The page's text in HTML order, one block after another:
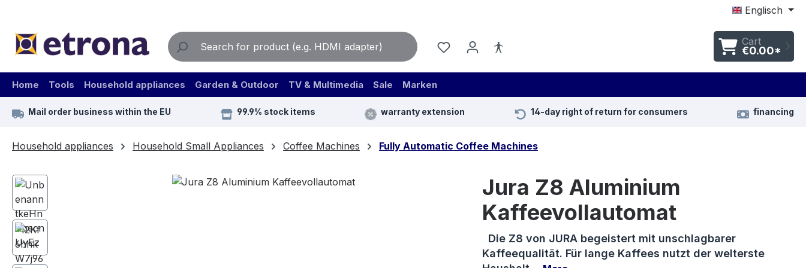
Englisch
Cart
€0.00*
Home Tools Household appliances Garden & Outdoor TV & Multimedia Sale Marken
Mail order business within the EU 99.9% stock items warranty extension 14-day right of return for consumers financing
Household appliances Household Small Appliances Coffee Machines Fully Automatic Coffee Machines
Skip image gallery
Jura Z8 Aluminium
Kaffeevollautomat
Die Z8 von JURA begeistert mit unschlagbarer
Kaffeequalität. Für lange Kaffees nutzt der welterste